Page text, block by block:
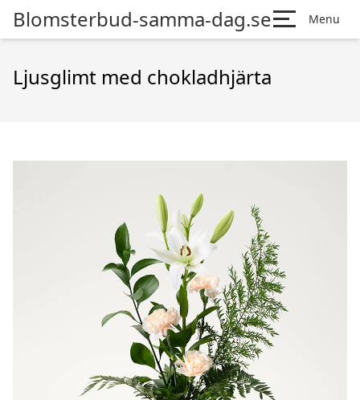
Blomsterbud-samma-dag.se Menu
Ljusglimt med chokladhjärta